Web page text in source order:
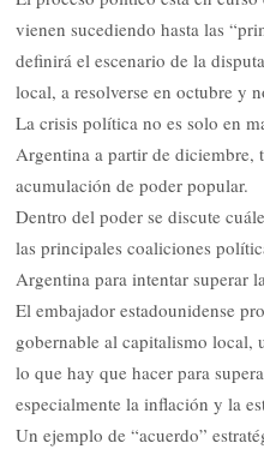
vienen sucediendo hasta las
definirá el escenario de la
local, a resolverse en octubre y
La crisis política no es solo en
Argentina a partir de diciembre,
acumulación de poder popular.
Dentro del poder se discute
las principales coaliciones
Argentina para intentar superar
El embajador estadounidense
gobernable al capitalismo local,
lo que hay que hacer para
especialmente la inflación y la
Un ejemplo de “acuerdo”